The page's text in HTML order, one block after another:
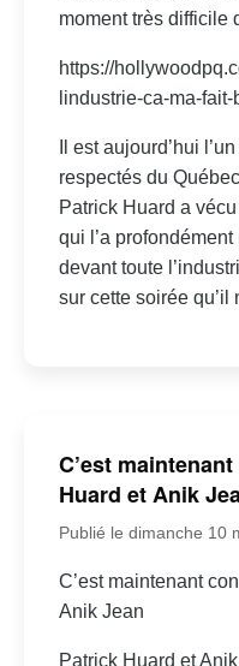
moment très difficile
https://
lindustrie-ca-ma-
Il est aujourd’hui
respectés du
Patrick Huard a
qui l’a
devant toute
sur cette soirée qu’il
C’est
Huard et Anik
Publié le dimanche 10
C’est maintenant
Anik Jean
Patrick Huard et